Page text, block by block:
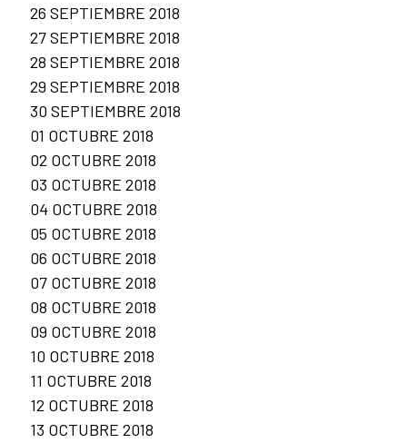
26 SEPTIEMBRE 2018
27 SEPTIEMBRE 2018
28 SEPTIEMBRE 2018
29 SEPTIEMBRE 2018
30 SEPTIEMBRE 2018
01 OCTUBRE 2018
02 OCTUBRE 2018
03 OCTUBRE 2018
04 OCTUBRE 2018
05 OCTUBRE 2018
06 OCTUBRE 2018
07 OCTUBRE 2018
08 OCTUBRE 2018
09 OCTUBRE 2018
10 OCTUBRE 2018
11 OCTUBRE 2018
12 OCTUBRE 2018
13 OCTUBRE 2018